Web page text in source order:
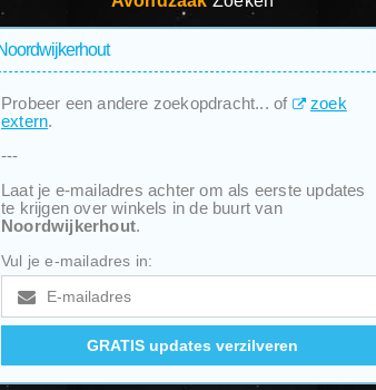
Probeer een andere zoekopdracht... of
zoek
extern.
---
Laat je e-mailadres achter om als eerste updates
te krijgen over winkels in de buurt van
Noordwijkerhout.
Vul je e-mailadres in: